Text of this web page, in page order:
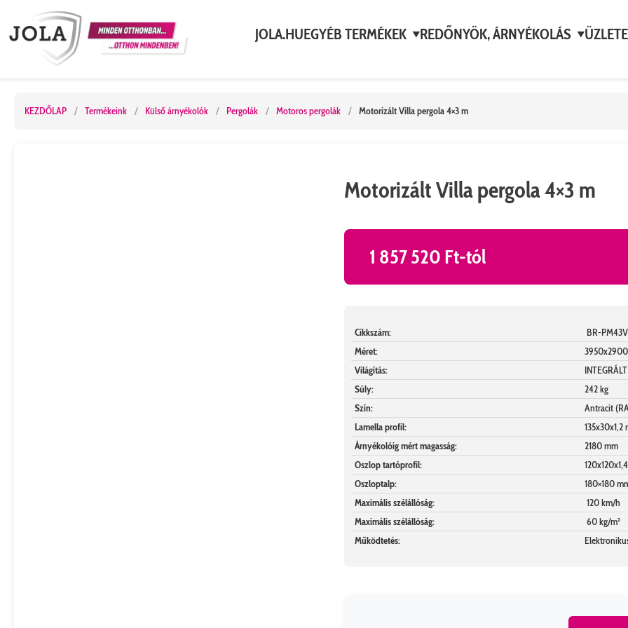
JOLA.HUEGYÉB TERMÉKEK ▼REDŐNYÖK, ÁRNYÉKOLÁS ▼
KEZDŐLAP / Termékeink / Külső árnyékolók / Pergolák / Motoros pergolák / Motorizált Villa pergola 4×3 m
Motorizált Villa pergola 4×3 m
1 857 520 Ft-tól
Cikkszám:
BR-
Méret:
Világítás:
Súly:
242 kg
Szín:
Antracit
Lamella profil:
135x30x1,2
Árnyékolóig mért magasság:
2180 mm
Oszlop tartóprofil:
Oszloptalp:
180×180
Maximális szélállóság:
120 km/h
Maximális szélállóság:
60 kg/m²
Működtetés: